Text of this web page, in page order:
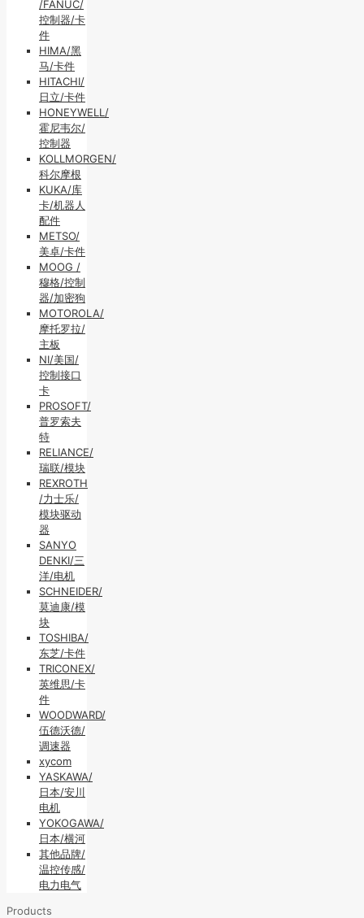
/FANUC/
控制器/卡
件
HIMA/黑
马/卡件
HITACHI/
日立/卡件
HONEYWELL/
霍尼韦尔/
控制器
KOLLMORGEN/
科尔摩根
KUKA/库
卡/机器人
配件
METSO/
美卓/卡件
MOOG /
穆格/控制
器/加密狗
MOTOROLA/
摩托罗拉/
主板
NI/美国/
控制接口
卡
PROSOFT/
普罗索夫
特
RELIANCE/
瑞联/模块
REXROTH
/力士乐/
模块驱动
器
SANYO
DENKI/三
洋/电机
SCHNEIDER/
莫迪康/模
块
TOSHIBA/
东芝/卡件
TRICONEX/
英维思/卡
件
WOODWARD/
伍德沃德/
调速器
xycom
YASKAWA/
日本/安川
电机
YOKOGAWA/
日本/横河
其他品牌/
温控传感/
电力电气
Products